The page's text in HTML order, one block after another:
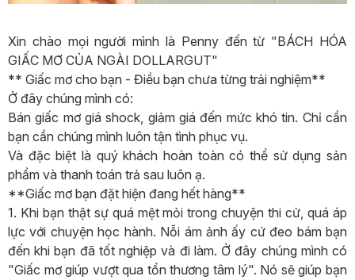
Xin chào mọi người mình là Penny đến từ "BÁCH HÓA
GIẤC MƠ CỦA NGÀI DOLLARGUT"
** Giấc mơ cho bạn - Điều bạn chưa từng trải nghiệm**
Ở đây chúng mình có:
Bán giấc mơ giá shock, giảm giá đến mức khó tin. Chỉ cần
bạn cần chúng mình luôn tận tình phục vụ.
Và đặc biệt là quý khách hoàn toàn có thể sử dụng sản
phẩm và thanh toán trả sau luôn ạ.
**Giấc mơ bạn đặt hiện đang hết hàng**
1. Khi bạn thật sự quá mệt mỏi trong chuyện thi cử, quá áp
lực với chuyện học hành. Nỗi ám ảnh ấy cứ đeo bám bạn
đến khi bạn đã tốt nghiệp và đi làm. Ở đây chúng mình có
"Giấc mơ giúp vượt qua tổn thương tâm lý". Nó sẽ giúp bạn